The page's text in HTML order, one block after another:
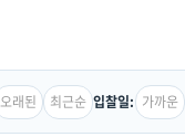
오래된 최근순 입찰일: 가까운